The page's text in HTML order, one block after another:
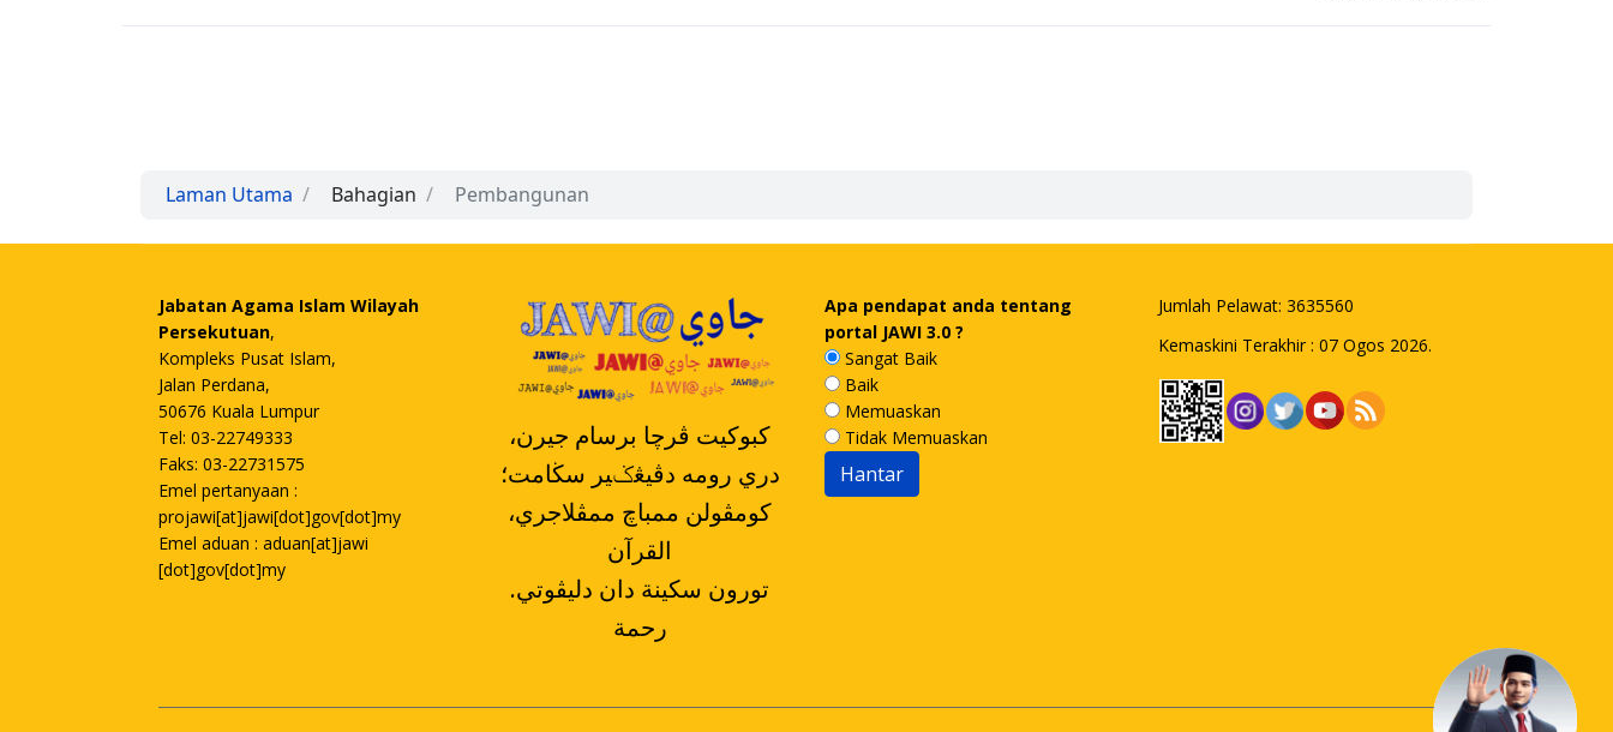
Laman Utama Bahagian Pembangunan
Jabatan Agama Islam Wilayah
Persekutuan,
Kompleks Pusat Islam,
Jalan Perdana,
50676 Kuala Lumpur
Tel: 03-22749333
Faks: 03-22731575
Emel pertanyaan :
projawi[at]jawi[dot]gov[dot]my
Emel aduan : aduan[at]jawi
[dot]gov[dot]my
،کبوکيت ڤرچا برسام جيرن
دري رومه دڤيڠݢير سڬامت؛
،کومڤولن ممباچ ممڤلاجري
القرآن
.تورون سکينة دان دليڤوتي
رحمة
Apa pendapat anda tentang
portal JAWI 3.0 ?
Sangat Baik
Baik
Memuaskan
Tidak Memuaskan
Jumlah Pelawat: 3635560
Kemaskini Terakhir : 07 Ogos 2026.